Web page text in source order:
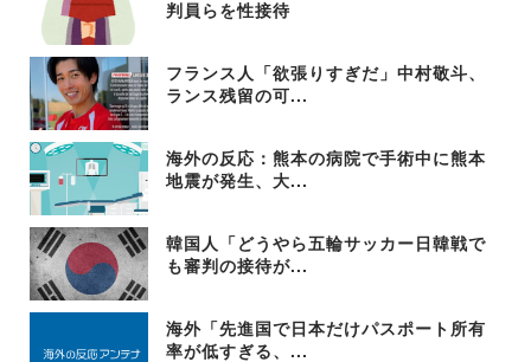
判員らを性接待
フランス人「欲張りすぎだ」中村敬斗、
ランス残留の可...
海外の反応：熊本の病院で手術中に熊本
地震が発生、大...
韓国人「どうやら五輪サッカー日韓戦で
も審判の接待が...
海外「先進国で日本だけパスポート所有
率が低すぎる、...